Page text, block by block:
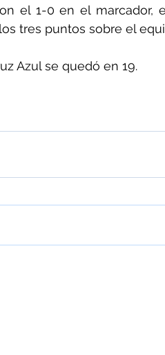
el 1-0 en el marcador,
tres puntos sobre el
Azul se quedó en 19.